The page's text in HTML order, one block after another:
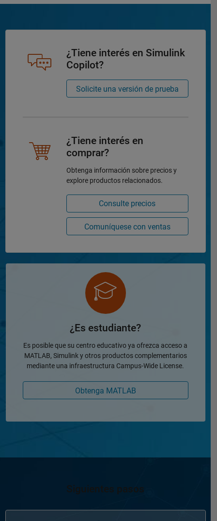
¿Tiene interés en Simulink
Copilot?
Solicite una versión de prueba
¿Tiene interés en
comprar?
Obtenga información sobre precios y
explore productos relacionados.
Consulte precios
Comuníquese con ventas
¿Es estudiante?
Es posible que su centro educativo ya ofrezca acceso a
MATLAB, Simulink y otros productos complementarios
mediante una infraestructura Campus-Wide License.
Obtenga MATLAB
Siguientes pasos